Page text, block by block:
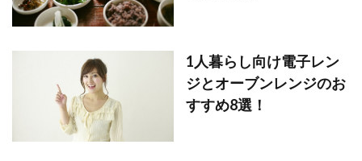
1人暮らし向け電子レン
ジとオーブンレンジのお
すすめ8選！